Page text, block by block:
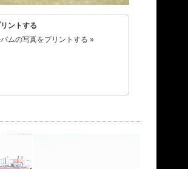
ントする
ムの写真をプリントする »